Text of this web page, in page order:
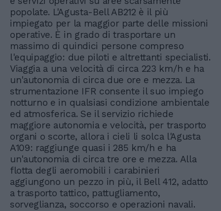
popolate. L'Agusta-Bell AB212 è il più
impiegato per la maggior parte delle missioni
operative. È in grado di trasportare un
massimo di quindici persone compreso
l'equipaggio: due piloti e altrettanti specialisti.
Viaggia a una velocità di circa 223 km/h e ha
un'autonomia di circa due ore e mezza. La
strumentazione IFR consente il suo impiego
notturno e in qualsiasi condizione ambientale
ed atmosferica. Se il servizio richiede
maggiore autonomia e velocità, per trasporto
organi o scorte, allora i cieli li solca l'Agusta
A109: raggiunge quasi i 285 km/h e ha
un'autonomia di circa tre ore e mezza. Alla
flotta degli aeromobili i carabinieri
aggiungono un pezzo in più, il Bell 412, adatto
a trasporto tattico, pattugliamento,
sorveglianza, soccorso e operazioni navali.